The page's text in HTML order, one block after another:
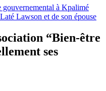
gouvernemental à Kpalimé
Lawson et de son épouse
“Bien-être
ses